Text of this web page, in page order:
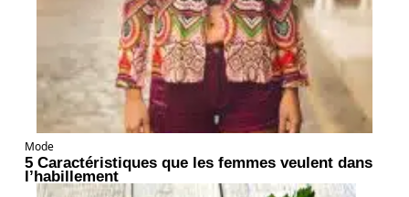
Mode
5 Caractéristiques que les femmes veulent dans
l’habillement